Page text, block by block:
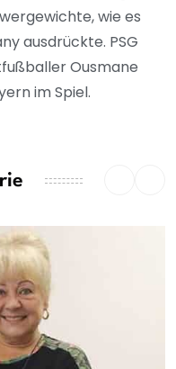
wie es
ausdrückte. PSG
Ousmane
im Spiel.